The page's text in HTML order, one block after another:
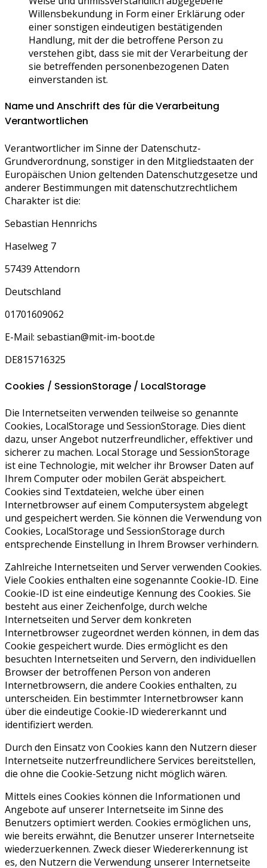
Willensbekundung in Form einer Erklärung oder
einer sonstigen eindeutigen bestätigenden
Handlung, mit der die betroffene Person zu
verstehen gibt, dass sie mit der Verarbeitung der
sie betreffenden personenbezogenen Daten
einverstanden ist.
Name und Anschrift des für die Verarbeitung
Verantwortlichen
Verantwortlicher im Sinne der Datenschutz-
Grundverordnung, sonstiger in den Mitgliedstaaten der
Europäischen Union geltenden Datenschutzgesetze und
anderer Bestimmungen mit datenschutzrechtlichem
Charakter ist die:
Sebastian Hennrichs
Haselweg 7
57439 Attendorn
Deutschland
01701609062
E-Mail: sebastian@mit-im-boot.de
DE815716325
Cookies / SessionStorage / LocalStorage
Die Internetseiten verwenden teilweise so genannte
Cookies, LocalStorage und SessionStorage. Dies dient
dazu, unser Angebot nutzerfreundlicher, effektiver und
sicherer zu machen. Local Storage und SessionStorage
ist eine Technologie, mit welcher ihr Browser Daten auf
Ihrem Computer oder mobilen Gerät abspeichert.
Cookies sind Textdateien, welche über einen
Internetbrowser auf einem Computersystem abgelegt
und gespeichert werden. Sie können die Verwendung von
Cookies, LocalStorage und SessionStorage durch
entsprechende Einstellung in Ihrem Browser verhindern.
Zahlreiche Internetseiten und Server verwenden Cookies.
Viele Cookies enthalten eine sogenannte Cookie-ID. Eine
Cookie-ID ist eine eindeutige Kennung des Cookies. Sie
besteht aus einer Zeichenfolge, durch welche
Internetseiten und Server dem konkreten
Internetbrowser zugeordnet werden können, in dem das
Cookie gespeichert wurde. Dies ermöglicht es den
besuchten Internetseiten und Servern, den individuellen
Browser der betroffenen Person von anderen
Internetbrowsern, die andere Cookies enthalten, zu
unterscheiden. Ein bestimmter Internetbrowser kann
über die eindeutige Cookie-ID wiedererkannt und
identifiziert werden.
Durch den Einsatz von Cookies kann den Nutzern dieser
Internetseite nutzerfreundlichere Services bereitstellen,
die ohne die Cookie-Setzung nicht möglich wären.
Mittels eines Cookies können die Informationen und
Angebote auf unserer Internetseite im Sinne des
Benutzers optimiert werden. Cookies ermöglichen uns,
wie bereits erwähnt, die Benutzer unserer Internetseite
wiederzuerkennen. Zweck dieser Wiedererkennung ist
es, den Nutzern die Verwendung unserer Internetseite